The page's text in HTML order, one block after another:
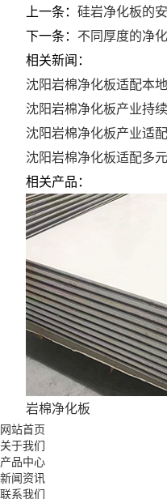
上一条： 硅岩净化板的
下一条： 不同厚度的净
相关新闻：
沈阳岩棉净化板适配本
沈阳岩棉净化板产业持
沈阳岩棉净化板产业适
沈阳岩棉净化板适配多
相关产品：
岩棉净化板
网站首页
关于我们
产品中心
新闻资讯
联系我们